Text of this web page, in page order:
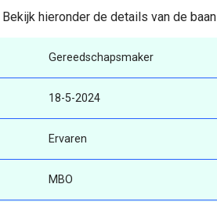
hieronder de details van de baan
Gereedschapsmaker
18-5-2024
Ervaren
MBO